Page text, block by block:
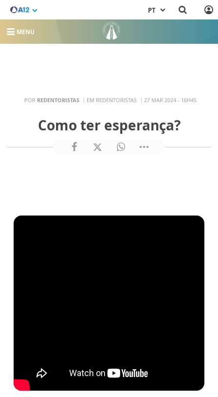
PT
MENU
POR REDENTORISTAS EM REDENTORISTAS 27 MAR 2024 - 16H45
Como ter esperança?